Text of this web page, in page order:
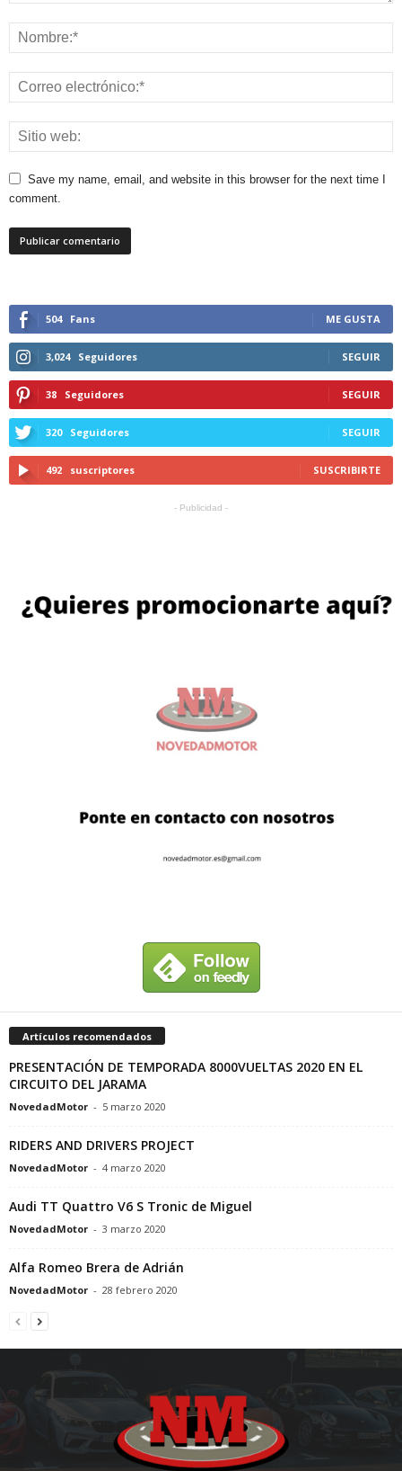
Save my name, email, and website in this browser for the next time I
comment.
504 Fans ME GUSTA
3,024 Seguidores SEGUIR
38 Seguidores SEGUIR
320 Seguidores SEGUIR
492 suscriptores SUSCRIBIRTE
- Publicidad -
Artículos recomendados
PRESENTACIÓN DE TEMPORADA 8000VUELTAS 2020 EN EL
CIRCUITO DEL JARAMA
NovedadMotor - 5 marzo 2020
RIDERS AND DRIVERS PROJECT
NovedadMotor - 4 marzo 2020
Audi TT Quattro V6 S Tronic de Miguel
NovedadMotor - 3 marzo 2020
Alfa Romeo Brera de Adrián
NovedadMotor - 28 febrero 2020